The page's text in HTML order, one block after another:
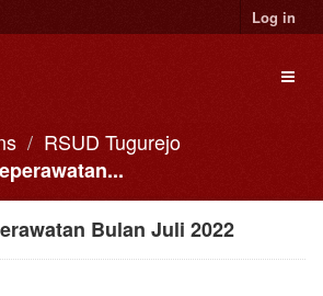
Log in
RSUD Tugurejo
Bulan Juli 2022